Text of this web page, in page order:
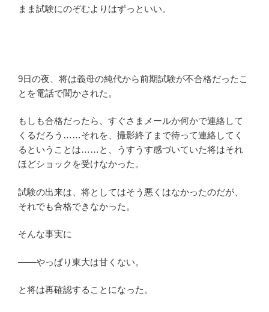
まま試験にのぞむよりはずっといい。
9日の夜、将は義母の純代から前期試験が不合格だったこ
とを電話で聞かされた。
もしも合格だったら、すぐさまメールか何かで連絡して
くるだろう……それを、撮影終了まで待って連絡してく
るということは……と、うすうす感づいていた将はそれ
ほどショックを受けなかった。
試験の出来は、将としてはそう悪くはなかったのだが、
それでも合格できなかった。
そんな事実に
――やっぱり東大は甘くない。
と将は再確認することになった。